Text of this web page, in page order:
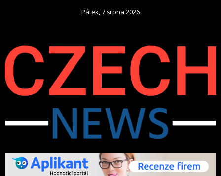
Pátek, 7 srpna 2026